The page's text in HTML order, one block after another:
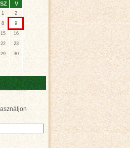
SZ V
1
2
8
9
15
16
22
23
29
30